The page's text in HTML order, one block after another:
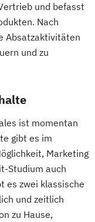
und befasst
Nach
Absatzaktivitäten
und zu
ist momentan
gibt es im
Marketing
Studium auch
es zwei klassische
und zeitlich
zu Hause,